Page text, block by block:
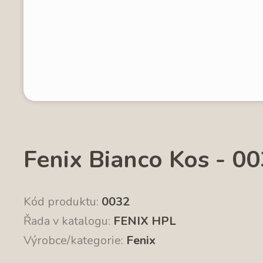
Fenix Bianco Kos -
Kód produktu: 0032
Řada v katalogu: FENIX HPL
Výrobce/kategorie: Fenix